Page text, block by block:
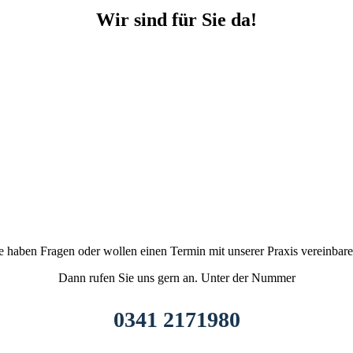
Wir sind für Sie da!
haben Fragen oder wollen einen Termin mit unserer Praxis
Dann rufen Sie uns gern an. Unter der Nummer
0341 2171980